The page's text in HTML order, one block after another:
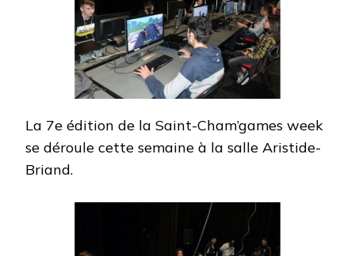
La 7e édition de la Saint-Cham’games week
se déroule cette semaine à la salle Aristide-
Briand.